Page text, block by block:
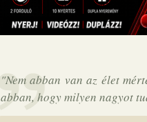
"Nem abban van az élet
abban, hogy milyen nagyot